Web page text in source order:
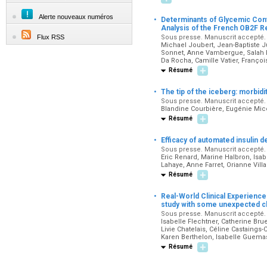
Alerte nouveaux numéros
Flux RSS
·
Determinants of Glycemic
Analysis of the French OB2F
Sous presse. Manuscrit
Michael Joubert, Jean-Baptiste
Sonnet, Anne Vambergue,
Da Rocha, Camille Vatier,
Résumé
· The tip of the iceberg:
Sous presse. Manuscrit
Blandine Courbière, Eugénie
Résumé
· Efficacy of automated insulin
Sous presse. Manuscrit
Eric Renard, Marine Halbron,
Lahaye, Anne Farret, Orianne
Résumé
·
Real-World Clinical
study with some unexpected
Sous presse. Manuscrit
Isabelle Flechtner, Catherine
Livie Chatelais, Céline
Karen Berthelon, Isabelle
Résumé